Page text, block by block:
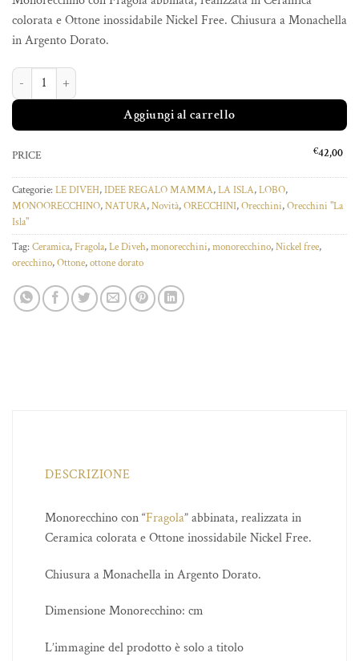
colorata e Ottone inossidabile Nickel Free. Chiusura a Monachella
in Argento Dorato.
MONORECCHINO FRAGOLA quantità
Aggiungi al carrello
PRICE €42,00
Categorie: LE DIVEH,IDEE REGALO MAMMA,LA ISLA,LOBO,
MONOORECCHINO,NATURA,Novità,ORECCHINI,Orecchini,Orecchini "La
Isla"
Tag: Ceramica,Fragola,Le Diveh,monorecchini,monorecchino,Nickel free,
orecchino,Ottone,ottone dorato
DESCRIZIONE
Monorecchino con “Fragola” abbinata, realizzata in
Ceramica colorata e Ottone inossidabile Nickel Free.
Chiusura a Monachella in Argento Dorato.
Dimensione Monorecchino: cm
L’immagine del prodotto è solo a titolo